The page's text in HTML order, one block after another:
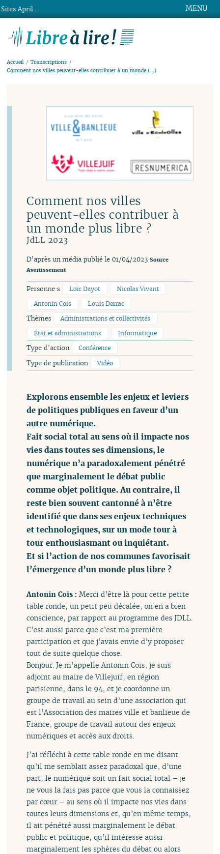
MENU
Accueil
Transcriptions
Comment nos villes peuvent-elles contribuer à un monde (…)
Comment nos villes
peuvent-elles contribuer à
un monde plus libre ?
JdLL 2023
D’après un média publié le 01/04/2023 Source
Avertissement
Personne·s Loïc Dayot
Nicolas Vivant
Antonin Cois
Louis Derrac
Thèmes
Administrations et collectivités
État et administrations
Informatique
Type d’action Conférence
Type de publication Vidéo
Explorons ensemble les enjeux et leviers
de politiques publiques en faveur d’un
autre numérique.
Fait social total au sens où il impacte nos
vies dans toutes ses dimensions, le
numérique n’a paradoxalement pénétré
que marginalement le débat public
comme objet politique. Au contraire, il
reste bien souvent cantonné à n’être
identifié que dans ses enjeux techniques
et technologiques, sur un mode tour à
tour enthousiasmant ou inquiétant.
Et si l’action de nos communes favorisait
l’émergence d’un monde plus libre ?
Antonin Cois :Merci d’être là pour cette petite
table ronde, un petit peu décalée, on en a bien
conscience, par rapport au programme des JDLL.
C’est aussi parce que c’est ma première
participation et que j’avais envie d’y proposer
tout de suite quelque chose.
Bonjour. Je m’appelle Antonin Cois, je suis
adjoint au maire de Villejuif, en région
parisienne, dans le 94, et je coordonne un
groupe de travail au sein d’une association qui
est l’Association des maires ville et banlieue de
France, groupe de travail autour des enjeux
numériques et accès aux droits.
J’ai réfléchi à cette table ronde en me disant
qu’il me semblait assez paradoxal que, d’une
part, le numérique soit un fait social total – je
ne vous la fais pas parce que vous la connaissez
par cœur – au sens où il impacte nos vies dans
toutes leurs dimensions et, qu’en même temps,
il ait pénétré aussi marginalement le débat
public et politique, qu’il intéresse aussi
marginalement les sphères du débat ou alors
Sites April ...